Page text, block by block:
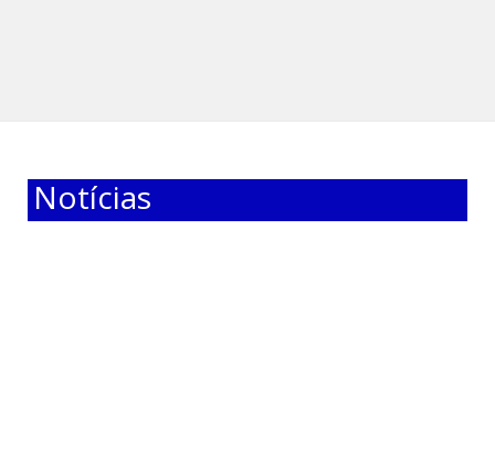
Notícias